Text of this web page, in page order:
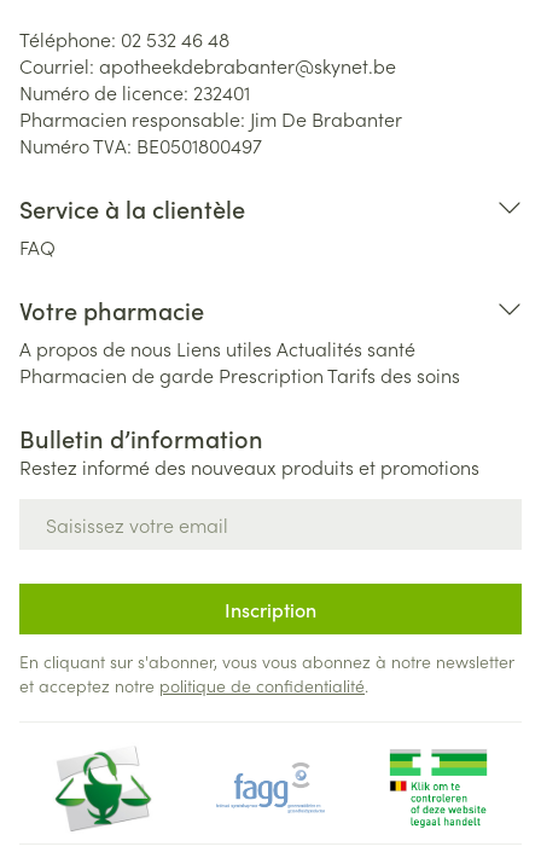
Téléphone: 02 532 46 48
Courriel: apotheekdebrabanter@skynet.be
Numéro de licence: 232401
Pharmacien responsable: Jim De Brabanter
Numéro TVA: BE0501800497
Service à la clientèle
FAQ
Votre pharmacie
A propos de nous Liens utiles Actualités santé
Pharmacien de garde PrescriptionTarifs des soins
Bulletin d’information
Restez informé des nouveaux produits et promotions
Inscription
En cliquant sur s'abonner, vous vous abonnez à notre newsletter
et acceptez notre politique de confidentialité.